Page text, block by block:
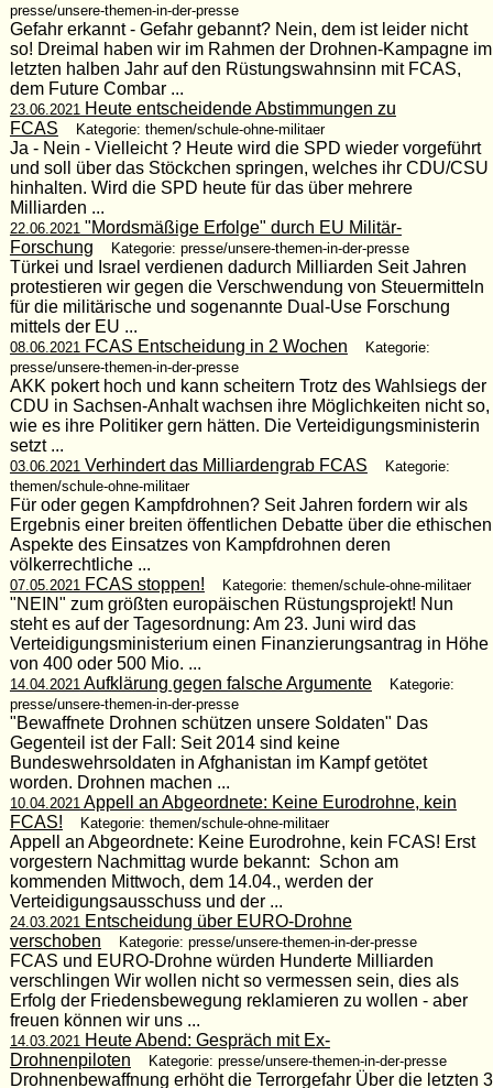
presse/unsere-themen-in-der-presse
Gefahr erkannt - Gefahr gebannt? Nein, dem ist leider nicht
so! Dreimal haben wir im Rahmen der Drohnen-Kampagne im
letzten halben Jahr auf den Rüstungswahnsinn mit FCAS,
dem Future Combar ...
23.06.2021 Heute entscheidende Abstimmungen zu
FCAS
Kategorie: themen/schule-ohne-militaer
Ja - Nein - Vielleicht ? Heute wird die SPD wieder vorgeführt
und soll über das Stöckchen springen, welches ihr CDU/CSU
hinhalten. Wird die SPD heute für das über mehrere
Milliarden ...
22.06.2021 "Mordsmäßige Erfolge" durch EU Militär-
Forschung
Kategorie: presse/unsere-themen-in-der-presse
Türkei und Israel verdienen dadurch Milliarden Seit Jahren
protestieren wir gegen die Verschwendung von Steuermitteln
für die militärische und sogenannte Dual-Use Forschung
mittels der EU ...
08.06.2021 FCAS Entscheidung in 2 Wochen
Kategorie:
presse/unsere-themen-in-der-presse
AKK pokert hoch und kann scheitern Trotz des Wahlsiegs der
CDU in Sachsen-Anhalt wachsen ihre Möglichkeiten nicht so,
wie es ihre Politiker gern hätten. Die Verteidigungsministerin
setzt ...
03.06.2021 Verhindert das Milliardengrab FCAS
Kategorie:
themen/schule-ohne-militaer
Für oder gegen Kampfdrohnen? Seit Jahren fordern wir als
Ergebnis einer breiten öffentlichen Debatte über die ethischen
Aspekte des Einsatzes von Kampfdrohnen deren
völkerrechtliche ...
07.05.2021 FCAS stoppen! Kategorie: themen/schule-ohne-militaer
"NEIN" zum größten europäischen Rüstungsprojekt! Nun
steht es auf der Tagesordnung: Am 23. Juni wird das
Verteidigungsministerium einen Finanzierungsantrag in Höhe
von 400 oder 500 Mio. ...
14.04.2021 Aufklärung gegen falsche Argumente
Kategorie:
presse/unsere-themen-in-der-presse
"Bewaffnete Drohnen schützen unsere Soldaten" Das
Gegenteil ist der Fall: Seit 2014 sind keine
Bundeswehrsoldaten in Afghanistan im Kampf getötet
worden. Drohnen machen ...
10.04.2021 Appell an Abgeordnete: Keine Eurodrohne, kein
FCAS!
Kategorie: themen/schule-ohne-militaer
Appell an Abgeordnete: Keine Eurodrohne, kein FCAS! Erst
vorgestern Nachmittag wurde bekannt: Schon am
kommenden Mittwoch, dem 14.04., werden der
Verteidigungsausschuss und der ...
24.03.2021 Entscheidung über EURO-Drohne
verschoben
Kategorie: presse/unsere-themen-in-der-presse
FCAS und EURO-Drohne würden Hunderte Milliarden
verschlingen Wir wollen nicht so vermessen sein, dies als
Erfolg der Friedensbewegung reklamieren zu wollen - aber
freuen können wir uns ...
14.03.2021 Heute Abend: Gespräch mit Ex-
Drohnenpiloten
Kategorie: presse/unsere-themen-in-der-presse
Drohnenbewaffnung erhöht die Terrorgefahr Über die letzten 3